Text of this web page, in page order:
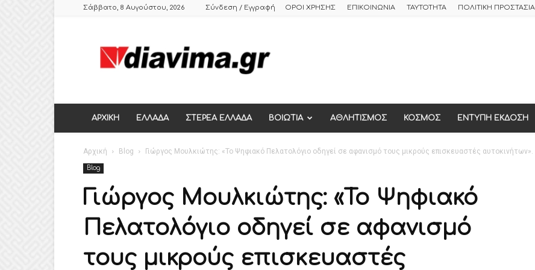
Σάββατο, 8 Αυγούστου, 2026 Σύνδεση / Εγγραφή ΟΡΟΙ ΧΡΗΣΗΣ ΕΠΙΚΟΙΝΩΝΙΑ ΤΑΥΤΟΤΗΤΑ ΠΟΛΙΤΙΚΗ
ΕΒΔΟΜΑΔΙΑΙΑ
ΠΟΛΙΤΙΚΗ
ΕΛΛΑΔΑΣ,
ΘΗΒΑ
ΑΡΧΙΚΗ ΕΛΛΑΔΑ ΣΤΕΡΕΑ ΕΛΛΑΔΑ ΒΟΙΩΤΙΑ ΑΘΛΗΤΙΣΜΟΣ ΚΟΣΜΟΣ ΕΝΤΥΠΗ ΕΚΔΟΣΗ
Αρχική Blog Γιώργος Μουλκιώτης: «Το Ψηφιακό Πελατολόγιο οδηγεί σε αφανισμό τους μικρούς επισκευαστές αυτοκινήτων».
Blog
Γιώργος Μουλκιώτης: «Το Ψηφιακό
Πελατολόγιο οδηγεί σε αφανισμό
τους μικρούς επισκευαστές